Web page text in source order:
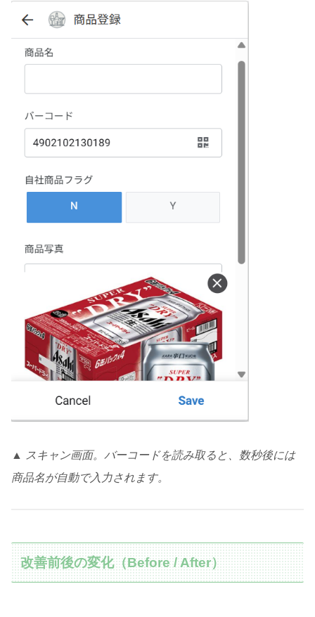
▲ スキャン画面。バーコードを読み取ると、数秒後には
商品名が自動で入力されます。
改善前後の変化（Before / After）